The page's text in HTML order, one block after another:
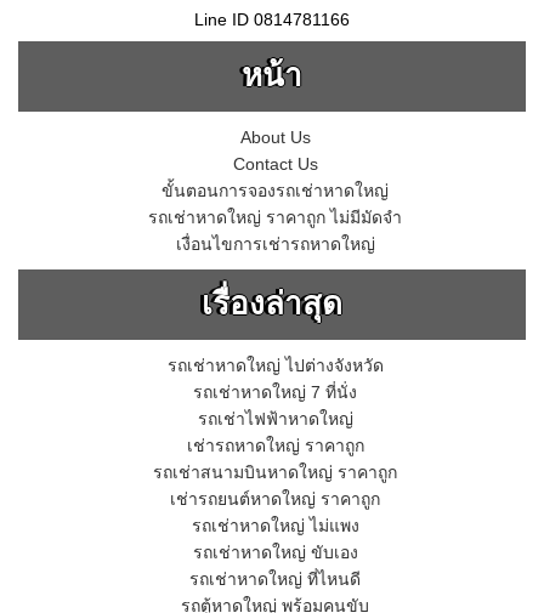
Line ID 0814781166
หน้า
About Us
Contact Us
ขั้นตอนการจองรถเช่าหาดใหญ่
รถเช่าหาดใหญ่ ราคาถูก ไม่มีมัดจำ
เงื่อนไขการเช่ารถหาดใหญ่
เรื่องล่าสุด
รถเช่าหาดใหญ่ ไปต่างจังหวัด
รถเช่าหาดใหญ่ 7 ที่นั่ง
รถเช่าไฟฟ้าหาดใหญ่
เช่ารถหาดใหญ่ ราคาถูก
รถเช่าสนามบินหาดใหญ่ ราคาถูก
เช่ารถยนต์หาดใหญ่ ราคาถูก
รถเช่าหาดใหญ่ ไม่แพง
รถเช่าหาดใหญ่ ขับเอง
รถเช่าหาดใหญ่ ที่ไหนดี
รถตู้หาดใหญ่ พร้อมคนขับ